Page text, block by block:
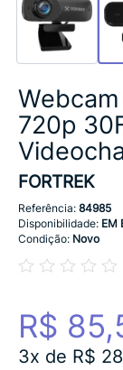
720p
FORTREK
Referência: 84985
Disponibilidade: EM
Condição: Novo
R$
3x de R$